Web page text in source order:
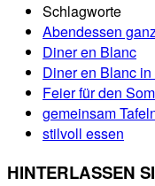
Schlagworte
Abendessen
Diner en Blanc
Diner en Blanc
Feier für den
gemeinsam
stilvoll essen
HINTERLASSEN